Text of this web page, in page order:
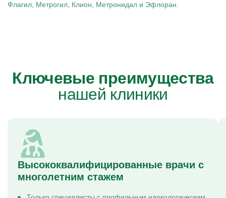
Флагил, Метрогил, Клион, Метронидал и Эфлоран.
Ключевые преимущества
нашей клиники
Высококвалифицированные врачи с
многолетним стажем